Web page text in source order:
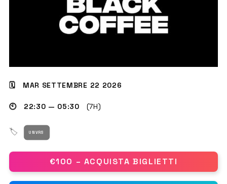
GET THE APP
CERCA
🗓 MAR SETTEMBRE 22 2026
🕙 22:30 — 05:30 (7H)
🏷 UNVRS
€100 – ACQUISTA BIGLIETTI